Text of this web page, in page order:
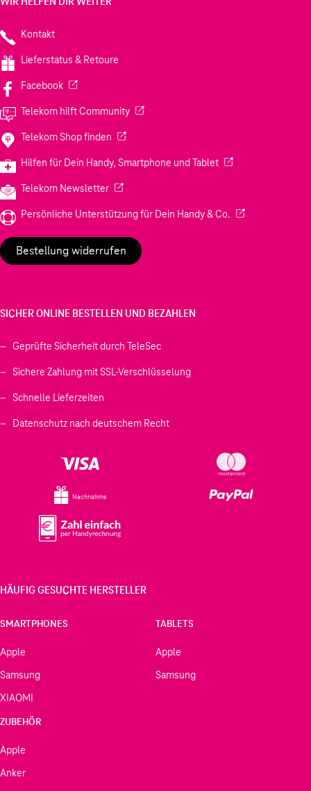
Kontakt
Lieferstatus & Retoure
Facebook(Wird in einem neuen Tab geöffnet)
Telekom hilft Community(Wird in einem neuen Tab geöffnet)
Telekom Shop finden (Wird in einem neuen Tab geöffnet)
Hilfen für Dein Handy, Smartphone und Tablet(Wird in einem
Telekom Newsletter(Wird in einem neuen Tab geöffnet)
Persönliche Unterstützung für Dein Handy & Co. (Wird in einem
Bestellung widerrufen
SICHER ONLINE BESTELLEN UND BEZAHLEN
Geprüfte Sicherheit durch TeleSec
Sichere Zahlung mit SSL-Verschlüsselung
Schnelle Lieferzeiten
Datenschutz nach deutschem Recht
Nachnahme
HÄUFIG GESUCHTE HERSTELLER
SMARTPHONES
Apple
Samsung
XIAOMI
TABLETS
Apple
Samsung
ZUBEHÖR
Apple
Anker